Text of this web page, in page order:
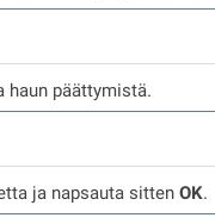
haun päättymistä.
ja napsauta sitten OK.